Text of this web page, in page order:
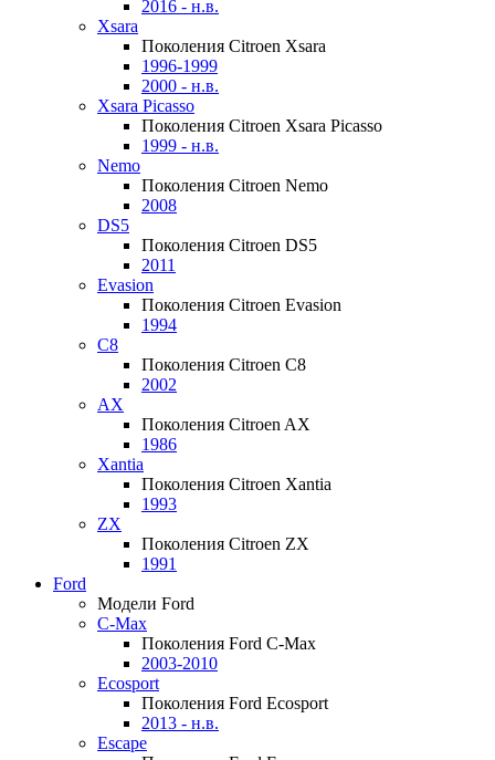
2016 - н.в.
Xsara
Поколения Citroen Xsara
1996-1999
2000 - н.в.
Xsara Picasso
Поколения Citroen Xsara Picasso
1999 - н.в.
Nemo
Поколения Citroen Nemo
2008
DS5
Поколения Citroen DS5
2011
Evasion
Поколения Citroen Evasion
1994
C8
Поколения Citroen C8
2002
AX
Поколения Citroen AX
1986
Xantia
Поколения Citroen Xantia
1993
ZX
Поколения Citroen ZX
1991
Ford
Модели Ford
C-Max
Поколения Ford C-Max
2003-2010
Ecosport
Поколения Ford Ecosport
2013 - н.в.
Escape